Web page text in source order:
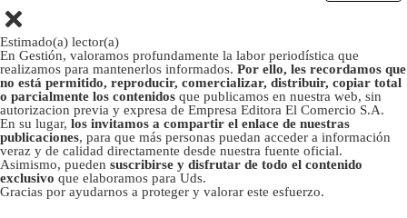
Estimado(a) lector(a)
En Gestión, valoramos profundamente la labor periodística que
realizamos para mantenerlos informados. Por ello, les recordamos que
no está permitido, reproducir, comercializar, distribuir, copiar total
o parcialmente los contenidos que publicamos en nuestra web, sin
autorizacion previa y expresa de Empresa Editora El Comercio S.A.
En su lugar, los invitamos a compartir el enlace de nuestras
publicaciones, para que más personas puedan acceder a información
veraz y de calidad directamente desde nuestra fuente oficial.
Asimismo, pueden suscribirse y disfrutar de todo el contenido
exclusivo que elaboramos para Uds.
Gracias por ayudarnos a proteger y valorar este esfuerzo.